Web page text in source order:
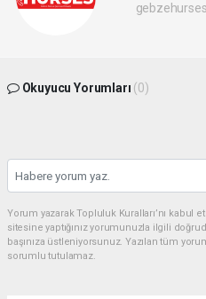
Okuyucu Yorumları (0)
Yorum yazarak Topluluk Kuralları’nı
sitesine yaptığınız yorumunuzla ilgili
başınıza üstleniyorsunuz. Yazılan tüm
sorumlu tutulamaz.